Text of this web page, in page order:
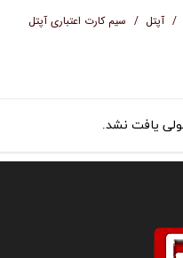
آپتل سیم کارت اعتباری آپتل
یافت نشد.